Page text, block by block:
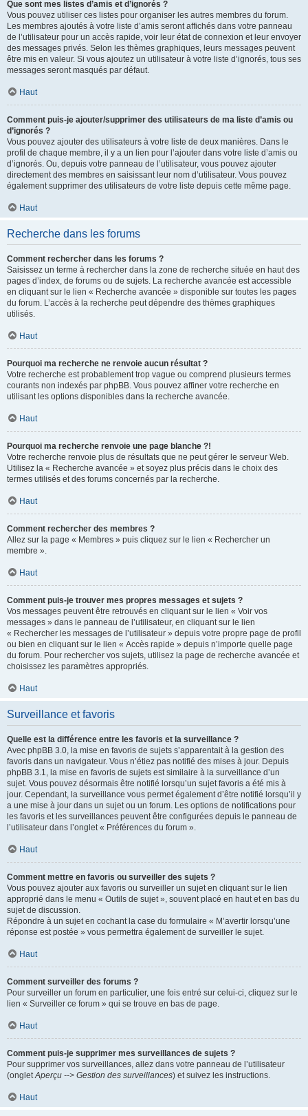
Que sont mes listes d’amis et d’ignorés ?
Vous pouvez utiliser ces listes pour organiser les autres membres du forum.
Les membres ajoutés à votre liste d’amis seront affichés dans votre panneau
de l’utilisateur pour un accès rapide, voir leur état de connexion et leur envoyer
des messages privés. Selon les thèmes graphiques, leurs messages peuvent
être mis en valeur. Si vous ajoutez un utilisateur à votre liste d’ignorés, tous ses
messages seront masqués par défaut.
Haut
Comment puis-je ajouter/supprimer des utilisateurs de ma liste d’amis ou
d’ignorés ?
Vous pouvez ajouter des utilisateurs à votre liste de deux manières. Dans le
profil de chaque membre, il y a un lien pour l’ajouter dans votre liste d’amis ou
d’ignorés. Ou, depuis votre panneau de l’utilisateur, vous pouvez ajouter
directement des membres en saisissant leur nom d’utilisateur. Vous pouvez
également supprimer des utilisateurs de votre liste depuis cette même page.
Haut
Recherche dans les forums
Comment rechercher dans les forums ?
Saisissez un terme à rechercher dans la zone de recherche située en haut des
pages d’index, de forums ou de sujets. La recherche avancée est accessible
en cliquant sur le lien « Recherche avancée » disponible sur toutes les pages
du forum. L’accès à la recherche peut dépendre des thèmes graphiques
utilisés.
Haut
Pourquoi ma recherche ne renvoie aucun résultat ?
Votre recherche est probablement trop vague ou comprend plusieurs termes
courants non indexés par phpBB. Vous pouvez affiner votre recherche en
utilisant les options disponibles dans la recherche avancée.
Haut
Pourquoi ma recherche renvoie une page blanche ?!
Votre recherche renvoie plus de résultats que ne peut gérer le serveur Web.
Utilisez la « Recherche avancée » et soyez plus précis dans le choix des
termes utilisés et des forums concernés par la recherche.
Haut
Comment rechercher des membres ?
Allez sur la page « Membres » puis cliquez sur le lien « Rechercher un
membre ».
Haut
Comment puis-je trouver mes propres messages et sujets ?
Vos messages peuvent être retrouvés en cliquant sur le lien « Voir vos
messages » dans le panneau de l’utilisateur, en cliquant sur le lien
« Rechercher les messages de l’utilisateur » depuis votre propre page de profil
ou bien en cliquant sur le lien « Accès rapide » depuis n’importe quelle page
du forum. Pour rechercher vos sujets, utilisez la page de recherche avancée et
choisissez les paramètres appropriés.
Haut
Surveillance et favoris
Quelle est la différence entre les favoris et la surveillance ?
Avec phpBB 3.0, la mise en favoris de sujets s’apparentait à la gestion des
favoris dans un navigateur. Vous n’étiez pas notifié des mises à jour. Depuis
phpBB 3.1, la mise en favoris de sujets est similaire à la surveillance d’un
sujet. Vous pouvez désormais être notifié lorsqu’un sujet favoris a été mis à
jour. Cependant, la surveillance vous permet également d’être notifié lorsqu’il y
a une mise à jour dans un sujet ou un forum. Les options de notifications pour
les favoris et les surveillances peuvent être configurées depuis le panneau de
l’utilisateur dans l’onglet « Préférences du forum ».
Haut
Comment mettre en favoris ou surveiller des sujets ?
Vous pouvez ajouter aux favoris ou surveiller un sujet en cliquant sur le lien
approprié dans le menu « Outils de sujet », souvent placé en haut et en bas du
sujet de discussion.
Répondre à un sujet en cochant la case du formulaire « M’avertir lorsqu’une
réponse est postée » vous permettra également de surveiller le sujet.
Haut
Comment surveiller des forums ?
Pour surveiller un forum en particulier, une fois entré sur celui-ci, cliquez sur le
lien « Surveiller ce forum » qui se trouve en bas de page.
Haut
Comment puis-je supprimer mes surveillances de sujets ?
Pour supprimer vos surveillances, allez dans votre panneau de l’utilisateur
(ongletAperçu --> Gestion des surveillances) et suivez les instructions.
Haut